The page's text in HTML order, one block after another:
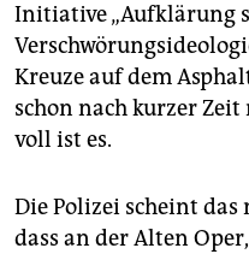
Initiative „Aufklärung
Kreuze auf dem
schon nach kurzer
voll ist es.
Die Polizei scheint das
dass an der Alten